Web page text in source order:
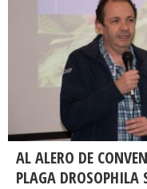
AL ALERO DE
PLAGA DROSOPHILA